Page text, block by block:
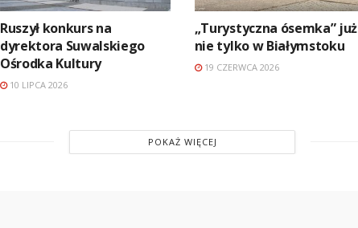
Ruszył konkurs na
dyrektora Suwalskiego
Ośrodka Kultury
10 LIPCA 2026
„Turystyczna ósemka” już
nie tylko w Białymstoku
19 CZERWCA 2026
POKAŻ WIĘCEJ